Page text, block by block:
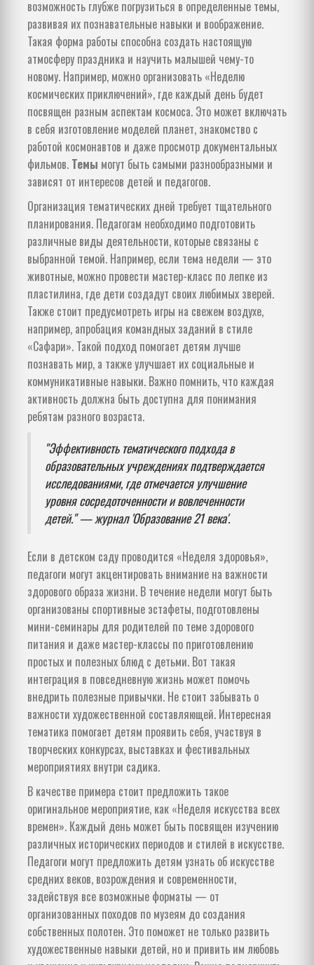
возможность глубже погрузиться в определенные темы,
развивая их познавательные навыки и воображение.
Такая форма работы способна создать настоящую
атмосферу праздника и научить малышей чему-то
новому. Например, можно организовать «Неделю
космических приключений», где каждый день будет
посвящен разным аспектам космоса. Это может включать
в себя изготовление моделей планет, знакомство с
работой космонавтов и даже просмотр документальных
фильмов. Темы могут быть самыми разнообразными и
зависят от интересов детей и педагогов.
Организация тематических дней требует тщательного
планирования. Педагогам необходимо подготовить
различные виды деятельности, которые связаны с
выбранной темой. Например, если тема недели — это
животные, можно провести мастер-класс по лепке из
пластилина, где дети создадут своих любимых зверей.
Также стоит предусмотреть игры на свежем воздухе,
например, апробация командных заданий в стиле
«Сафари». Такой подход помогает детям лучше
познавать мир, а также улучшает их социальные и
коммуникативные навыки. Важно помнить, что каждая
активность должна быть доступна для понимания
ребятам разного возраста.
"Эффективность тематического подхода в
образовательных учреждениях подтверждается
исследованиями, где отмечается улучшение
уровня сосредоточенности и вовлеченности
детей." — журнал 'Образование 21 века'.
Если в детском саду проводится «Неделя здоровья»,
педагоги могут акцентировать внимание на важности
здорового образа жизни. В течение недели могут быть
организованы спортивные эстафеты, подготовлены
мини-семинары для родителей по теме здорового
питания и даже мастер-классы по приготовлению
простых и полезных блюд с детьми. Вот такая
интеграция в повседневную жизнь может помочь
внедрить полезные привычки. Не стоит забывать о
важности художественной составляющей. Интересная
тематика помогает детям проявить себя, участвуя в
творческих конкурсах, выставках и фестивальных
мероприятиях внутри садика.
В качестве примера стоит предложить такое
оригинальное мероприятие, как «Неделя искусства всех
времен». Каждый день может быть посвящен изучению
различных исторических периодов и стилей в искусстве.
Педагоги могут предложить детям узнать об искусстве
средних веков, возрождения и современности,
задействуя все возможные форматы — от
организованных походов по музеям до создания
собственных полотен. Это поможет не только развить
художественные навыки детей, но и привить им любовь